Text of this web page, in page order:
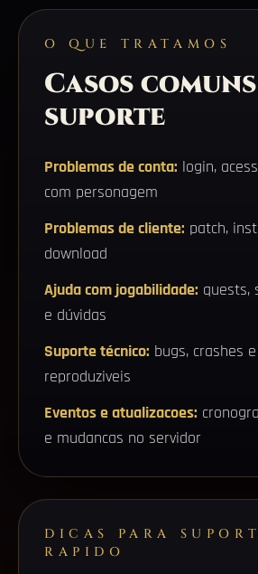
O QUE TRATAMOS
Casos
suporte
Problemas de conta: login,
com personagem
Problemas de cliente: patch,
download
Ajuda com jogabilidade: quests,
e dúvidas
Suporte técnico: bugs, crashes
reproduziveis
Eventos e atualizacoes:
e mudancas no servidor
DICAS PARA
RAPIDO